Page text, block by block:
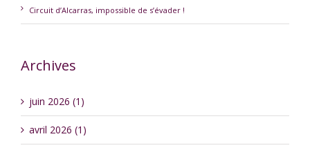
Circuit d’Alcarras, impossible de s’évader !
Archives
juin 2026 (1)
avril 2026 (1)